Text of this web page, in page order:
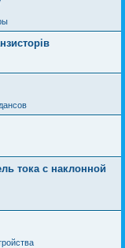
тока с наклонной